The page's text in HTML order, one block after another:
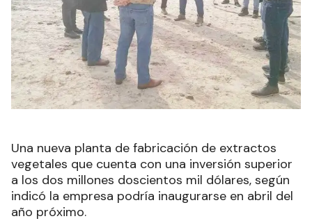
Una nueva planta de fabricación de extractos
vegetales que cuenta con una inversión superior
a los dos millones doscientos mil dólares, según
indicó la empresa podría inaugurarse en abril del
año próximo.